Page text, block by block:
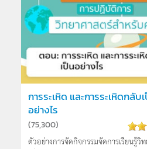
การระเหิด และการระเหิดกลับ
อย่างไร
(75,300)
ตัวอย่างการจัดกิจกรรมจัดการเรียนรู้วิ